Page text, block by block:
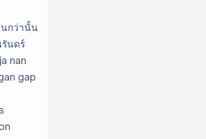
นกว่านั้น
นดร์
nan
gap